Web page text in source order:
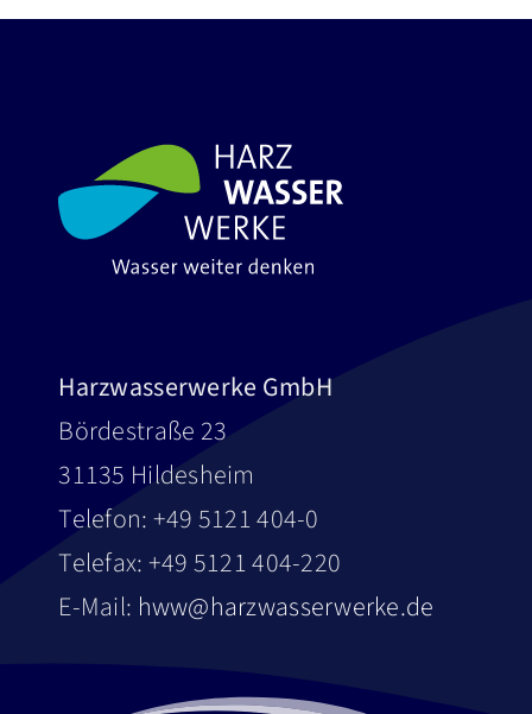
Harzwasserwerke GmbH
Bördestraße 23
31135 Hildesheim
Telefon: +49 5121 404-0
Telefax: +49 5121 404-220
E-Mail: hww@harzwasserwerke.de